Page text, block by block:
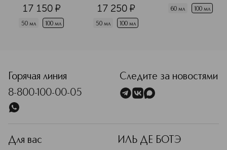
17 150 ¤
50 мл 100 мл
17 250 ¤
50 мл 100 мл
60 мл 100 мл
Горячая линия
8-800-100-00-05
Следите за новостями
Для вас ИЛЬ ДЕ БОТЭ